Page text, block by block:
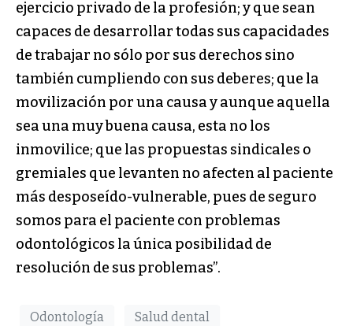
ejercicio privado de la profesión; y que sean
capaces de desarrollar todas sus capacidades
de trabajar no sólo por sus derechos sino
también cumpliendo con sus deberes; que la
movilización por una causa y aunque aquella
sea una muy buena causa, esta no los
inmovilice; que las propuestas sindicales o
gremiales que levanten no afecten al paciente
más desposeído-vulnerable, pues de seguro
somos para el paciente con problemas
odontológicos la única posibilidad de
resolución de sus problemas”.
Odontología Salud dental